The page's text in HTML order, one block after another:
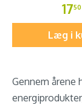
1750
Læg i
Gennem årene